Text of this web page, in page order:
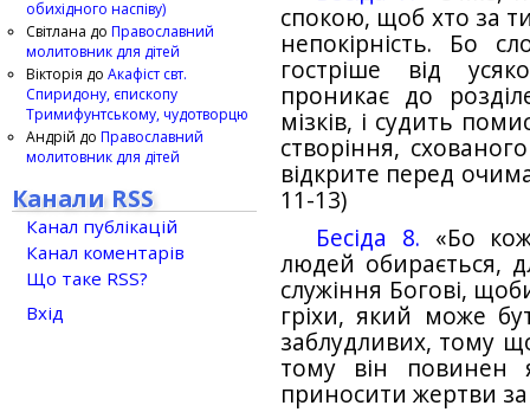
спокою, щоб хто за
непокірність. Бо
гостріше від
проникає до
мізків, і судить
створіння,
відкрите перед
11-13)
Бесіда 8. «Бо
людей обирається,
служіння Богові,
гріхи, який може
заблудливих, тому
тому він повинен
приносити жертви за
обихідного наспіву)
Світлана до Православний
молитовник для дітей
Вікторія до Акафіст свт.
Спиридону, єпископу
Тримифунтському, чудотворцю
Андрій до Православний
молитовник для дітей
Канали RSS
Канал публікацій
Канал коментарів
Що таке RSS?
Вхід